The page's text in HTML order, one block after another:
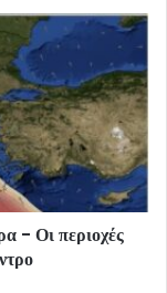
- Οι περιοχές